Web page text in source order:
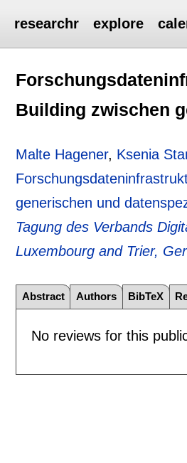
researchr explore
Building zwischen
Malte Hagener, Ksenia
generischen und
Tagung des Verbands
Luxembourg and Trier,
Abstract Authors BibTeX
No reviews for this